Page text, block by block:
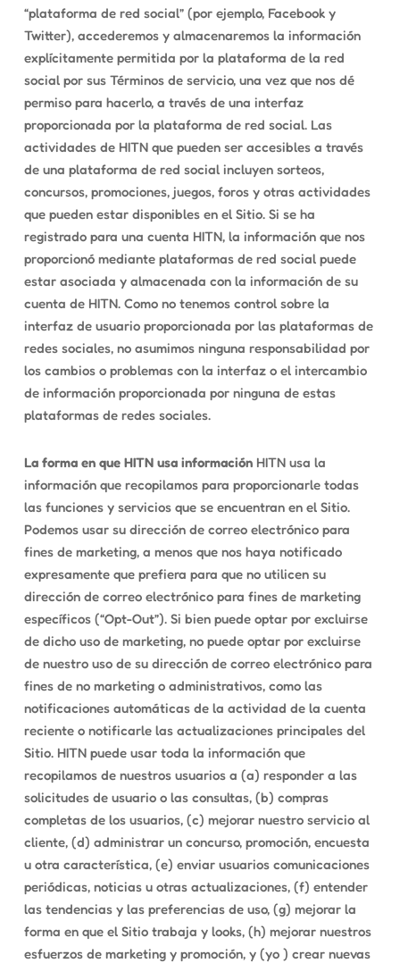
“plataforma de red social” (por ejemplo, Facebook y
Twitter), accederemos y almacenaremos la información
explícitamente permitida por la plataforma de la red
social por sus Términos de servicio, una vez que nos dé
permiso para hacerlo, a través de una interfaz
proporcionada por la plataforma de red social. Las
actividades de HITN que pueden ser accesibles a través
de una plataforma de red social incluyen sorteos,
concursos, promociones, juegos, foros y otras actividades
que pueden estar disponibles en el Sitio. Si se ha
registrado para una cuenta HITN, la información que nos
proporcionó mediante plataformas de red social puede
estar asociada y almacenada con la información de su
cuenta de HITN. Como no tenemos control sobre la
interfaz de usuario proporcionada por las plataformas de
redes sociales, no asumimos ninguna responsabilidad por
los cambios o problemas con la interfaz o el intercambio
de información proporcionada por ninguna de estas
plataformas de redes sociales.
La forma en que HITN usa informaciónHITN usa la
información que recopilamos para proporcionarle todas
las funciones y servicios que se encuentran en el Sitio.
Podemos usar su dirección de correo electrónico para
fines de marketing, a menos que nos haya notificado
expresamente que prefiera para que no utilicen su
dirección de correo electrónico para fines de marketing
específicos (“Opt-Out”). Si bien puede optar por excluirse
de dicho uso de marketing, no puede optar por excluirse
de nuestro uso de su dirección de correo electrónico para
fines de no marketing o administrativos, como las
notificaciones automáticas de la actividad de la cuenta
reciente o notificarle las actualizaciones principales del
Sitio. HITN puede usar toda la información que
recopilamos de nuestros usuarios a (a) responder a las
solicitudes de usuario o las consultas, (b) compras
completas de los usuarios, (c) mejorar nuestro servicio al
cliente, (d) administrar un concurso, promoción, encuesta
u otra característica, (e) enviar usuarios comunicaciones
periódicas, noticias u otras actualizaciones, (f) entender
las tendencias y las preferencias de uso, (g) mejorar la
forma en que el Sitio trabaja y looks, (h) mejorar nuestros
esfuerzos de marketing y promoción, y (yo ) crear nuevas